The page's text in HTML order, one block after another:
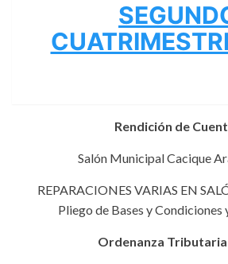
Rendición de
Salón Municipal Cacique
REPARACIONES VARIAS EN
Pliego de Bases y Condiciones
Ordenanza Tributaria